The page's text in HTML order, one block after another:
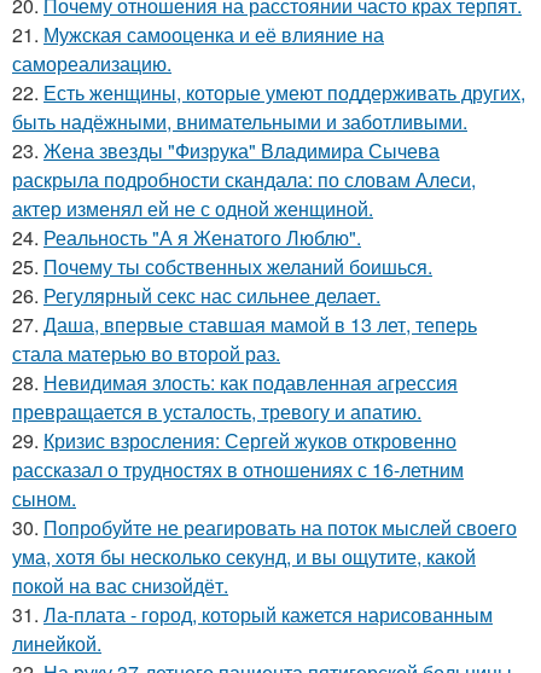
21. Мужская самооценка и её влияние на
самореализацию.
22. Есть женщины, которые умеют поддерживать других,
быть надёжными, внимательными и заботливыми.
23. Жена звезды "Физрука" Владимира Сычева
раскрыла подробности скандала: по словам Алеси,
актер изменял ей не с одной женщиной.
24. Реальность "А я Женатого Люблю".
25. Почему ты собственных желаний боишься.
26. Регулярный секс нас сильнее делает.
27. Даша, впервые ставшая мамой в 13 лет, теперь
стала матерью во второй раз.
28. Невидимая злость: как подавленная агрессия
превращается в усталость, тревогу и апатию.
29. Кризис взросления: Сергей жуков откровенно
рассказал о трудностях в отношениях с 16-летним
сыном.
30. Попробуйте не реагировать на поток мыслей своего
ума, хотя бы несколько секунд, и вы ощутите, какой
покой на вас снизойдёт.
31. Ла-плата - город, который кажется нарисованным
линейкой.